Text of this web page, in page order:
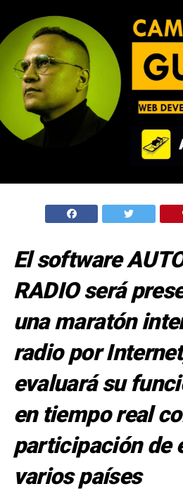
El software
RADIO será
una maratón
radio por
evaluará su
en tiempo real
participación de
varios países